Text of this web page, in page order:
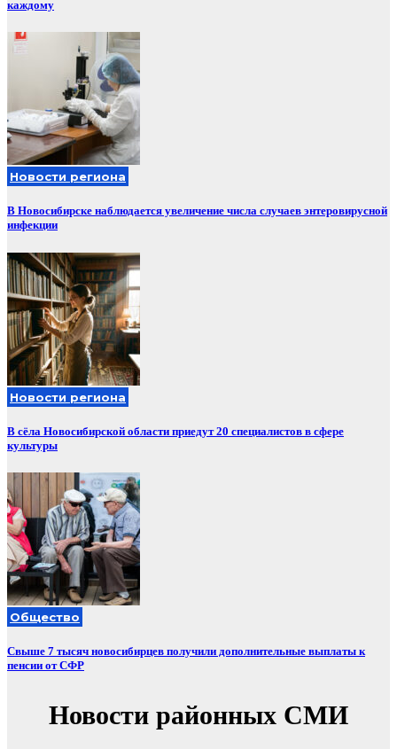
каждому
Новости региона
В Новосибирске наблюдается увеличение числа случаев энтеровирусной
инфекции
Новости региона
В сёла Новосибирской области приедут 20 специалистов в сфере
культуры
Общество
Свыше 7 тысяч новосибирцев получили дополнительные выплаты к
пенсии от СФР